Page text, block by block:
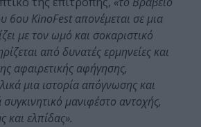
6ου KinoFest απονέμεται σε μια
με τον ωμό και σοκαριστικό
από δυνατές ερμηνείες και
αφαιρετικής αφήγησης,
μια ιστορία απόγνωσης και
μανιφέστο αντοχής,
και ελπίδας».